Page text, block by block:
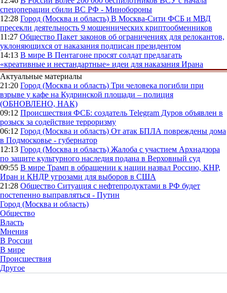
спецоперации сбили ВС РФ - Минобороны
12:28 Город (Москва и область) В Москва-Сити ФСБ и МВД
пресекли деятельность 9 мошеннических криптообменников
11:27 Общество Пакет законов об ограничениях для релокантов,
уклоняющихся от наказания подписан президентом
14:13 В мире В Пентагоне просят солдат предлагать
«креативные и нестандартные» идеи для наказания Ирана
Актуальные материалы
21:20 Город (Москва и область) Три человека погибли при
взрыве у кафе на Кудринской площади – полиция
(ОБНОВЛЕНО, НАК)
09:12 Происшествия ФСБ: создатель Telegram Дуров объявлен в
розыск за содействие терроризму
06:12 Город (Москва и область) От атак БПЛА повреждены дома
в Подмосковье - губернатор
12:13 Город (Москва и область) Жалоба с участием Архнадзора
по защите культурного наследия подана в Верховный суд
09:55 В мире Трамп в обращении к нации назвал Россию, КНР,
Иран и КНДР угрозами для выборов в США
21:28 Общество Ситуация с нефтепродуктами в РФ будет
постепенно выправляться - Путин
Город (Москва и область)
Общество
Власть
Мнения
В России
В мире
Происшествия
Другое